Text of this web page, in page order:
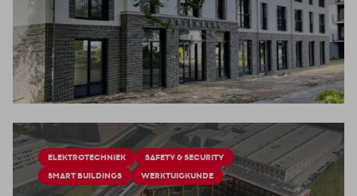
ELEKTROTECHNIEK
SAFETY & SECURITY
SMART BUILDINGS
WERKTUIGKUNDE